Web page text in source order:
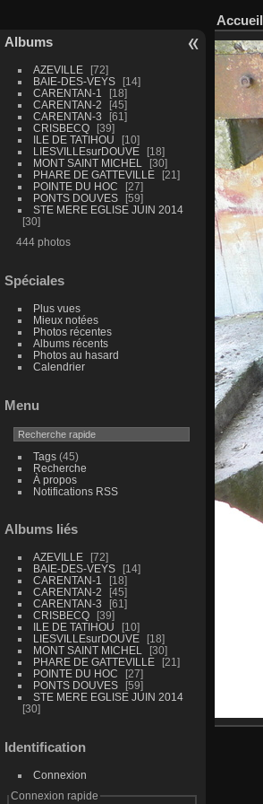
Albums
AZEVILLE
72
BAIE-DES-VEYS
14
CARENTAN-1
18
CARENTAN-2
45
CARENTAN-3
61
CRISBECQ
39
ILE DE TATIHOU
10
LIESVILLEsurDOUVE
18
MONT SAINT MICHEL
30
PHARE DE GATTEVILLE
21
POINTE DU HOC
27
PONTS DOUVES
59
STE MERE EGLISE JUIN 2014
30
444 photos
Spéciales
Plus vues
Mieux notées
Photos récentes
Albums récents
Photos au hasard
Calendrier
Menu
Tags(45)
Recherche
À propos
Notifications RSS
Albums liés
AZEVILLE
72
BAIE-DES-VEYS
14
CARENTAN-1
18
CARENTAN-2
45
CARENTAN-3
61
CRISBECQ
39
ILE DE TATIHOU
10
LIESVILLEsurDOUVE
18
MONT SAINT MICHEL
30
PHARE DE GATTEVILLE
21
POINTE DU HOC
27
PONTS DOUVES
59
STE MERE EGLISE JUIN 2014
30
Identification
Connexion
Connexion rapide
Accueil